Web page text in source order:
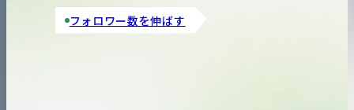
フォロワー数を伸ばす